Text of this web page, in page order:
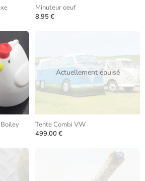
Minuteur oeuf
8,95 €
Actuellement épuisé
Tente Combi VW
499,00 €